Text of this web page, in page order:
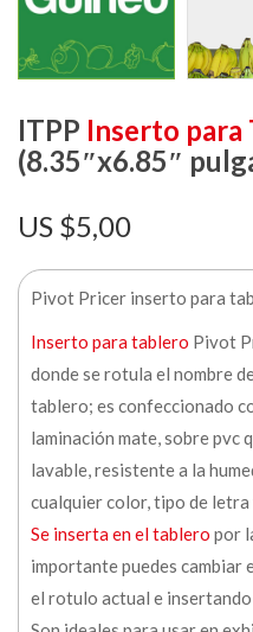
ITPP Inserto para
(8.35″x6.85″
$5,00
Pivot Pricer inserto para
Inserto para tablero Pivot
donde se rotula el nombre
tablero; es confeccionado
laminación mate, sobre pvc
lavable, resistente a la
cualquier color, tipo de
Se inserta en el tablero por
importante puedes cambiar
el rotulo actual e